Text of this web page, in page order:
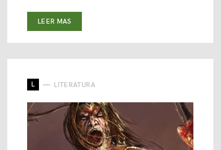
LEER MAS
L LITERATURA